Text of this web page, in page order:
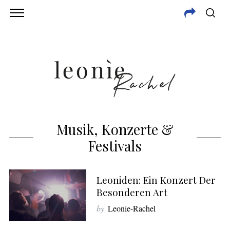
Musik, Konzerte &
Festivals
Leoniden: Ein Konzert Der
Besonderen Art
by Leonie-Rachel